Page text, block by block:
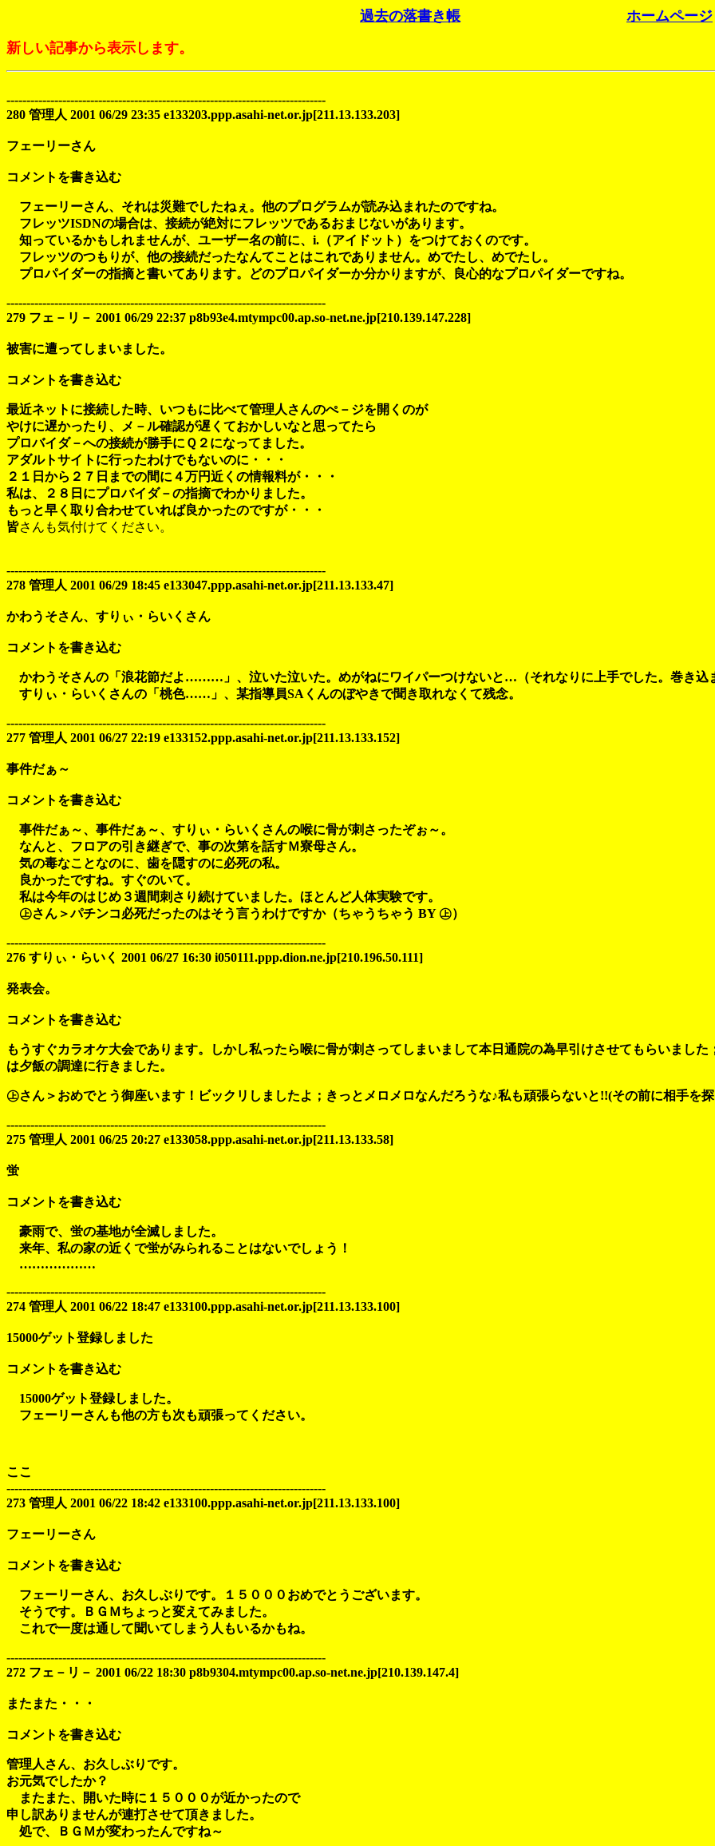
過去の落書き帳
ホームページ
新しい記事から表示します。
--------------------------------------------------------------------------------
280 管理人 2001 06/29 23:35 e133203.ppp.asahi-net.or.jp[211.13.133.203]
フェーリーさん
コメントを書き込む
フェーリーさん、それは災難でしたねぇ。他のプログラムが読み込まれたのですね。
フレッツISDNの場合は、接続が絶対にフレッツであるおまじないがあります。
知っているかもしれませんが、ユーザー名の前に、i.（アイドット）をつけておくのです。
フレッツのつもりが、他の接続だったなんてことはこれでありません。めでたし、めでたし。
プロパイダーの指摘と書いてあります。どのプロパイダーか分かりますが、良心的なプロパイダーですね。
--------------------------------------------------------------------------------
279 フェ－リ－ 2001 06/29 22:37 p8b93e4.mtympc00.ap.so-net.ne.jp[210.139.147.228]
被害に遭ってしまいました。
コメントを書き込む
最近ネットに接続した時、いつもに比べて管理人さんのぺ－ジを開くのが
やけに遅かったり、メ－ル確認が遅くておかしいなと思ってたら
プロバイダ－への接続が勝手にＱ２になってました。
アダルトサイトに行ったわけでもないのに・・・
２１日から２７日までの間に４万円近くの情報料が・・・
私は、２８日にプロバイダ－の指摘でわかりました。
もっと早く取り合わせていれば良かったのですが・・・
皆さんも気付けてください。
--------------------------------------------------------------------------------
278 管理人 2001 06/29 18:45 e133047.ppp.asahi-net.or.jp[211.13.133.47]
かわうそさん、すりぃ・らいくさん
コメントを書き込む
かわうそさんの「浪花節だよ………」、泣いた泣いた。めがねにワイパーつけないと…（それなりに上手でした。巻き込
すりぃ・らいくさんの「桃色……」、某指導員SAくんのぼやきで聞き取れなくて残念。
--------------------------------------------------------------------------------
277 管理人 2001 06/27 22:19 e133152.ppp.asahi-net.or.jp[211.13.133.152]
事件だぁ～
コメントを書き込む
事件だぁ～、事件だぁ～、すりぃ・らいくさんの喉に骨が刺さったぞぉ～。
なんと、フロアの引き継ぎで、事の次第を話すＭ寮母さん。
気の毒なことなのに、歯を隠すのに必死の私。
良かったですね。すぐのいて。
私は今年のはじめ３週間刺さり続けていました。ほとんど人体実験です。
㊤さん＞パチンコ必死だったのはそう言うわけですか（ちゃうちゃう BY ㊤）
--------------------------------------------------------------------------------
276 すりぃ・らいく 2001 06/27 16:30 i050111.ppp.dion.ne.jp[210.196.50.111]
発表会。
コメントを書き込む
もうすぐカラオケ大会であります。しかし私ったら喉に骨が刺さってしまいまして本日通院の為早引けさせてもらいまし
は夕飯の調達に行きました。
㊤さん＞おめでとう御座います！ビックリしましたよ；きっとメロメロなんだろうな♪私も頑張らないと!!(その前に相手を
--------------------------------------------------------------------------------
275 管理人 2001 06/25 20:27 e133058.ppp.asahi-net.or.jp[211.13.133.58]
蛍
コメントを書き込む
豪雨で、蛍の基地が全滅しました。
来年、私の家の近くで蛍がみられることはないでしょう！
………………
--------------------------------------------------------------------------------
274 管理人 2001 06/22 18:47 e133100.ppp.asahi-net.or.jp[211.13.133.100]
15000ゲット登録しました
コメントを書き込む
15000ゲット登録しました。
フェーリーさんも他の方も次も頑張ってください。
ここ
--------------------------------------------------------------------------------
273 管理人 2001 06/22 18:42 e133100.ppp.asahi-net.or.jp[211.13.133.100]
フェーリーさん
コメントを書き込む
フェーリーさん、お久しぶりです。１５０００おめでとうございます。
そうです。ＢＧＭちょっと変えてみました。
これで一度は通して聞いてしまう人もいるかもね。
--------------------------------------------------------------------------------
272 フェ－リ－ 2001 06/22 18:30 p8b9304.mtympc00.ap.so-net.ne.jp[210.139.147.4]
またまた・・・
コメントを書き込む
管理人さん、お久しぶりです。
お元気でしたか？
またまた、開いた時に１５０００が近かったので
申し訳ありませんが連打させて頂きました。
処で、ＢＧＭが変わったんですね～